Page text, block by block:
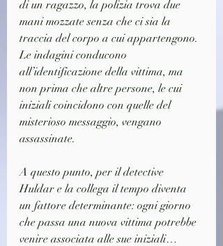
di un ragazzo, la polizia trova due
mani mozzate senza che ci sia la
traccia del corpo a cui appartengono.
Le indagini conducono
all’identificazione della vittima, ma
non prima che altre persone, le cui
iniziali coincidono con quelle del
misterioso messaggio, vengano
assassinate.
A questo punto, per il detective
Huldar e la collega il tempo diventa
un fattore determinante: ogni giorno
che passa una nuova vittima potrebbe
venire associata alle sue iniziali…